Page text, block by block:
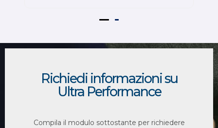
Richiedi informazioni su
Ultra Performance
Compila il modulo sottostante per richiedere